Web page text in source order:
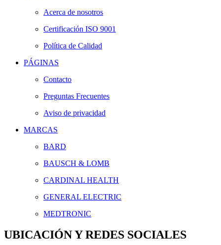
Acerca de nosotros
Certificación ISO 9001
Política de Calidad
PÁGINAS
Contacto
Preguntas Frecuentes
Aviso de privacidad
MARCAS
BARD
BAUSCH & LOMB
CARDINAL HEALTH
GENERAL ELECTRIC
MEDTRONIC
UBICACIÓN Y REDES SOCIALES